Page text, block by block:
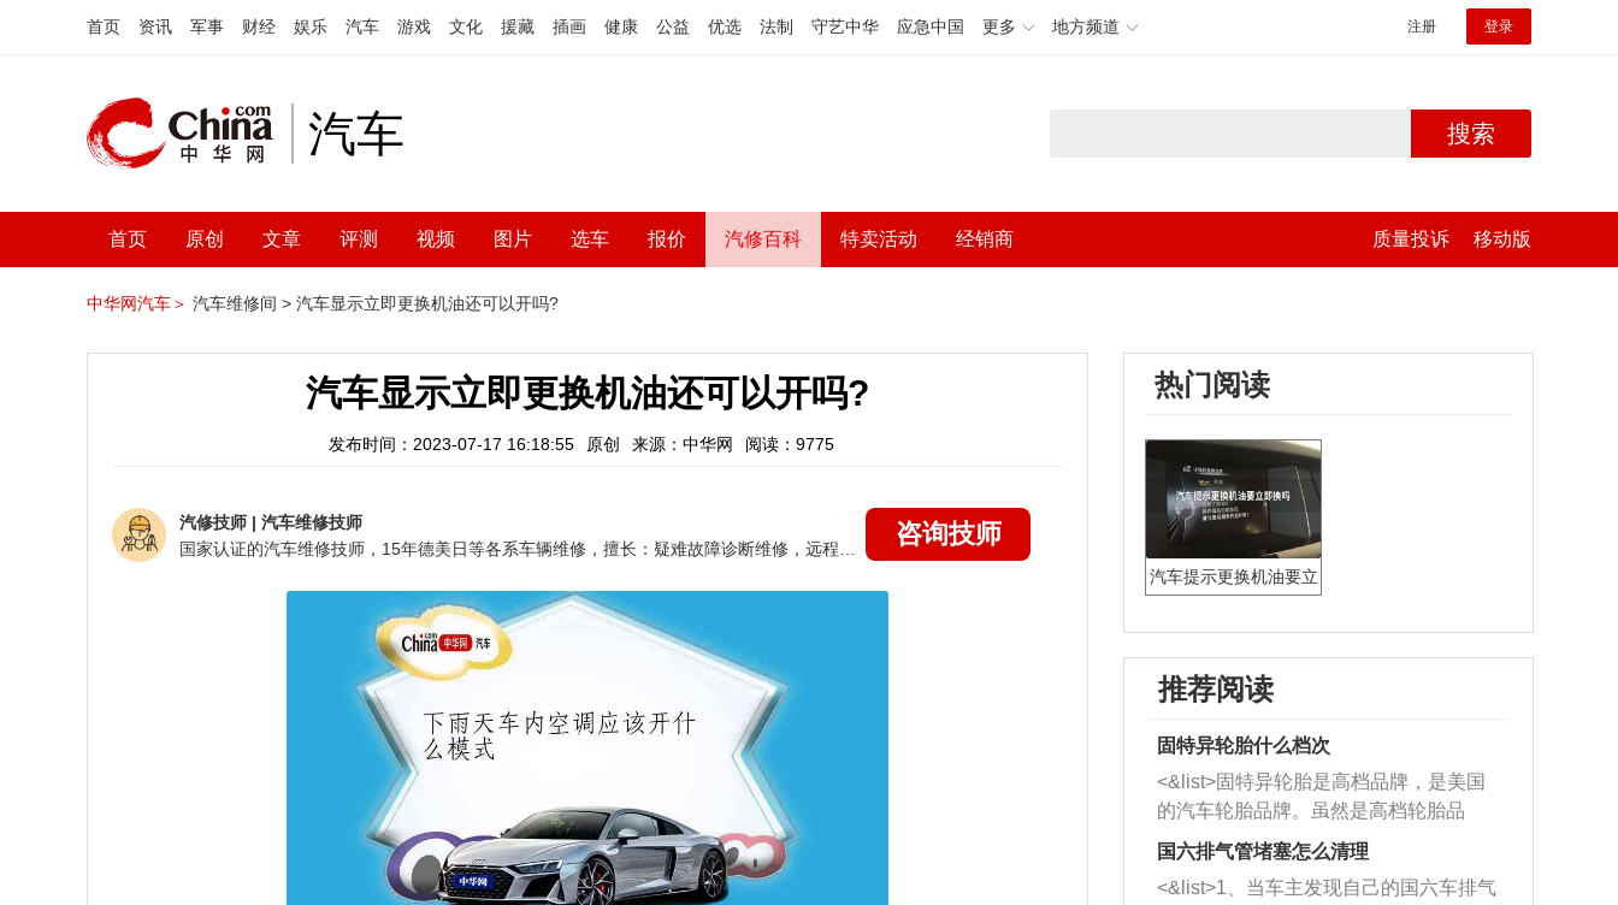
首页 资讯 军事 财经 娱乐 汽车 游戏 文化 援藏 插画 健康 公益 优选 法制 守艺中华 应急中国 更多 地方频道 注册 登录
汽车 搜索
首页 原创 文章 评测 视频 图片 选车 报价 汽修百科 特卖活动 经销商 质量投诉 移动版
中华网汽车＞ 汽车维修间 > 汽车显示立即更换机油还可以开吗?
汽车显示立即更换机油还可以开吗?
发布时间：2023-07-17 16:18:55 原创 来源：中华网 阅读：9775
汽修技师 | 汽车维修技师
咨询技师
热门阅读
汽车提示更换机油要立
推荐阅读
固特异轮胎什么档次
<&list>固特异轮胎是高档品牌，是美国
的汽车轮胎品牌。虽然是高档轮胎品
牌，但是中高低端的轮胎都有生产，这
也是为了更好的开拓市场。
国六排气管堵塞怎么清理
<&list>1、当车主发现自己的国六车排气